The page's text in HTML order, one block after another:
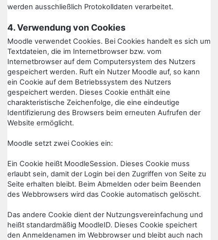
werden ausschließlich Protokolldaten verarbeitet.
4. Verwendung von Cookies
Moodle verwendet Cookies. Bei Cookies handelt es sich um
Textdateien, die im Internetbrowser bzw. vom
Internetbrowser auf dem Computersystem des Nutzers
gespeichert werden. Ruft ein Nutzer Moodle auf, so kann
ein Cookie auf dem Betriebssystem des Nutzers
gespeichert werden. Dieses Cookie enthält eine
charakteristische Zeichenfolge, die eine eindeutige
Identifizierung des Browsers beim erneuten Aufrufen der
Website ermöglicht.
Moodle setzt zwei Cookies ein:
Ein Cookie heißt MoodleSession. Dieses Cookie muss
erlaubt sein, damit der Login bei den Zugriffen von Seite zu
Seite erhalten bleibt. Beim Abmelden oder beim Beenden
des Webbrowsers wird das Cookie automatisch gelöscht.
Das andere Cookie dient der Nutzungsvereinfachung und
heißt standardmäßig MoodleID. Dieses Cookie speichert
den Anmeldenamen im Webbrowser und bleibt auch nach